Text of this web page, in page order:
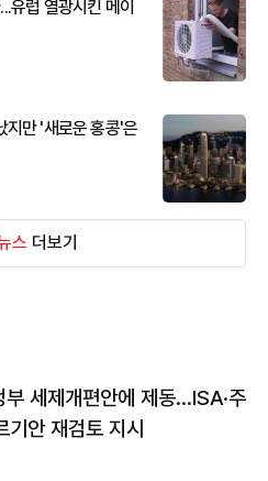
유럽 열광시킨 메이
지만 '새로운 홍콩'은
스 더보기
세제개편안에 제동…ISA·주
기안 재검토 지시